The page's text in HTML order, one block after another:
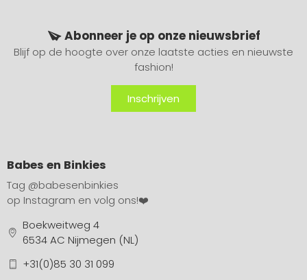
Abonneer je op onze nieuwsbrief
Blijf op de hoogte over onze laatste acties en nieuwste
fashion!
Inschrijven
Babes en Binkies
Tag @babesenbinkies
op Instagram en volg ons!❤️
Boekweitweg 4
6534 AC Nijmegen (NL)
+31(0)85 30 31 099